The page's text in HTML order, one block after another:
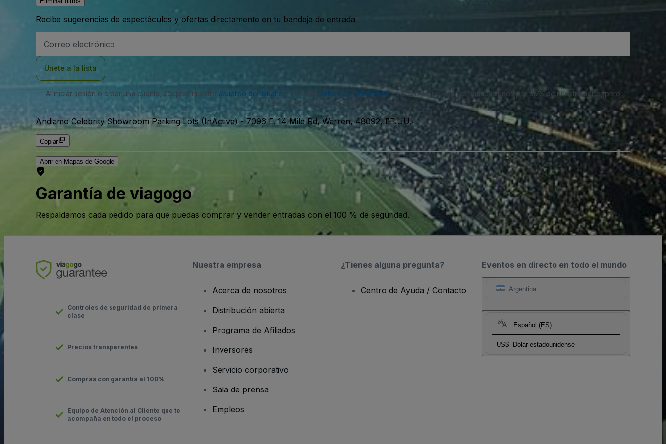
Recibe sugerencias de espectáculos y ofertas directamente en tu bandeja de entrada
de
Únete a la lista
Al iniciar sesión o crear una cuenta, aceptas nuestro acuerdo de usuario y nuestra política de privacidad. Es posible que recibas notificaciones por SMS de nuestra parte, pero
puedes darte de baja en cualquier momento.
Andiamo Celebrity Showroom Parking Lots (InActive) -7096 E. 14 Mile Rd, Warren, 48092, EE.UU.
Copiar
Abrir en Mapas de Google
Garantía de viagogo
Respaldamos cada pedido para que puedas comprar y vender entradas con el 100 % de seguridad.
Eventos en directo en todo el mundo
Argentina
Español (ES)
US$ Dolar estadounidense
Controles de seguridad de primera
clase
Precios transparentes
Compras con garantía al 100%
Equipo de Atención al Cliente que te
acompaña en todo el proceso
Nuestra empresa
Acerca de nosotros
Distribución abierta
Programa de Afiliados
Inversores
Servicio corporativo
Sala de prensa
Empleos
¿Tienes alguna pregunta?
Centro de Ayuda / Contacto